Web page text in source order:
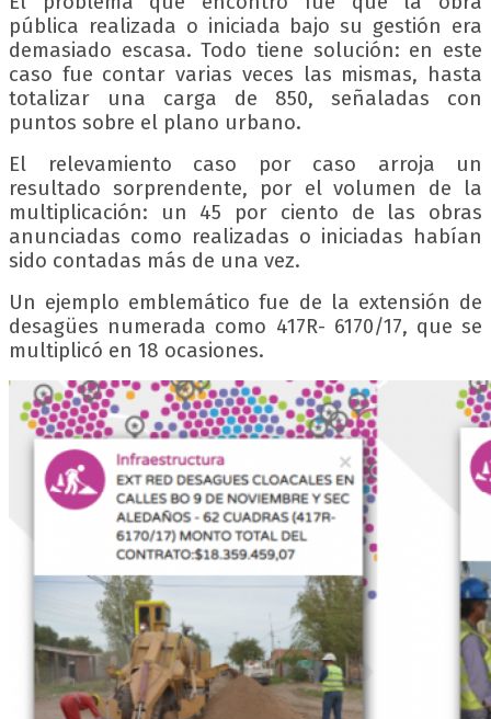
pública realizada o iniciada bajo su gestión era
demasiado escasa. Todo tiene solución: en este
caso fue contar varias veces las mismas, hasta
totalizar una carga de 850, señaladas con
puntos sobre el plano urbano.
El relevamiento caso por caso arroja un
resultado sorprendente, por el volumen de la
multiplicación: un 45 por ciento de las obras
anunciadas como realizadas o iniciadas habían
sido contadas más de una vez.
Un ejemplo emblemático fue de la extensión de
desagües numerada como 417R- 6170/17, que se
multiplicó en 18 ocasiones.